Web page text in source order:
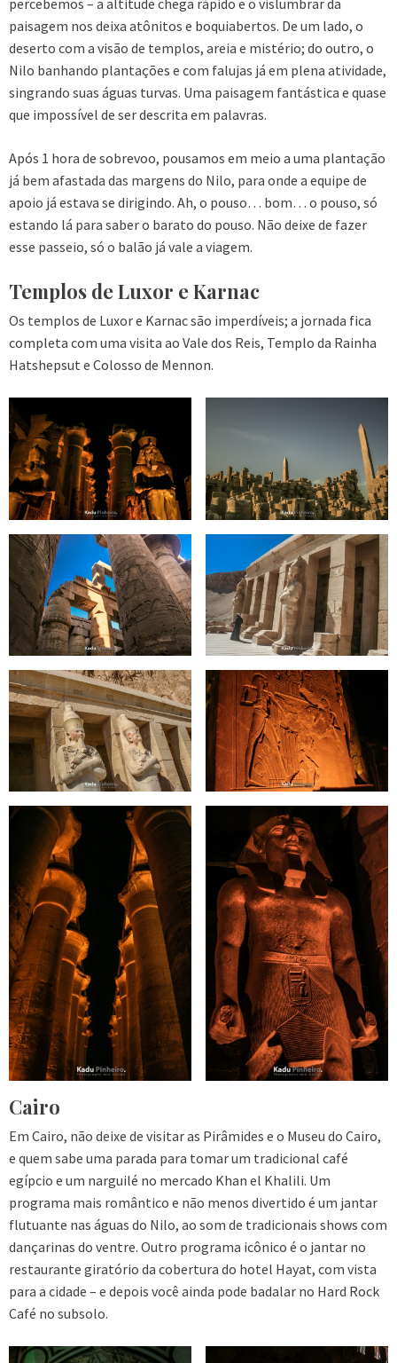
percebemos – a altitude chega rápido e o vislumbrar da
paisagem nos deixa atônitos e boquiabertos. De um lado, o
deserto com a visão de templos, areia e mistério; do outro, o
Nilo banhando plantações e com falujas já em plena atividade,
singrando suas águas turvas. Uma paisagem fantástica e quase
que impossível de ser descrita em palavras.
Após 1 hora de sobrevoo, pousamos em meio a uma plantação
já bem afastada das margens do Nilo, para onde a equipe de
apoio já estava se dirigindo. Ah, o pouso… bom… o pouso, só
estando lá para saber o barato do pouso. Não deixe de fazer
esse passeio, só o balão já vale a viagem.
Templos de Luxor e Karnac
Os templos de Luxor e Karnac são imperdíveis; a jornada fica
completa com uma visita ao Vale dos Reis, Templo da Rainha
Hatshepsut e Colosso de Mennon.
Cairo
Em Cairo, não deixe de visitar as Pirâmides e o Museu do Cairo,
e quem sabe uma parada para tomar um tradicional café
egípcio e um narguilé no mercado Khan el Khalili. Um
programa mais romântico e não menos divertido é um jantar
flutuante nas águas do Nilo, ao som de tradicionais shows com
dançarinas do ventre. Outro programa icônico é o jantar no
restaurante giratório da cobertura do hotel Hayat, com vista
para a cidade – e depois você ainda pode badalar no Hard Rock
Café no subsolo.